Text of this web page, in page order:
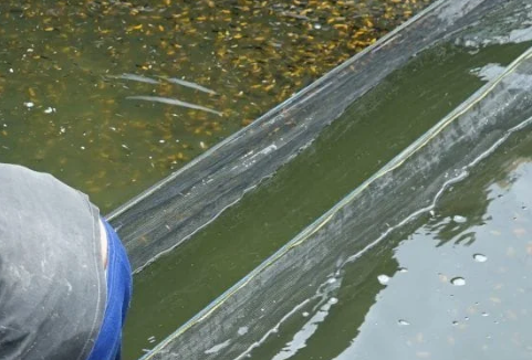
Koki
Guppy
Platy
Glofish
Danio
Manfish
Discuss
Palmas
Kura-kura
KATEGORI